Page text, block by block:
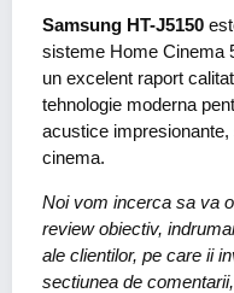
Samsung HT-J5150
sisteme Home Cinema
un excelent raport
tehnologie moderna
acustice
cinema.
Noi vom incerca sa va
review obiectiv,
ale clientilor, pe care ii
sectiunea de